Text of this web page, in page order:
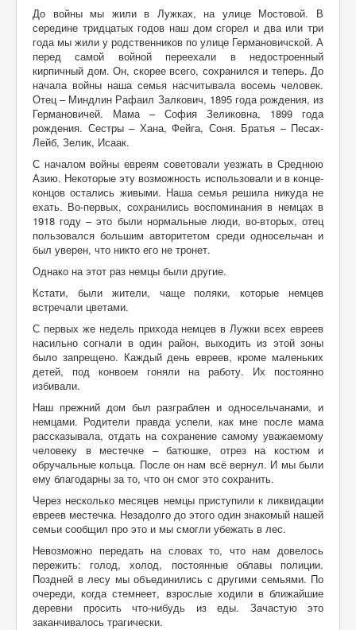
Контакты
Карта сайта
Старо-Улановичское кладбище
Местечко Колышки, старинное еврейское
кладбище
До войны мы жили в Лужках, на улице Мостовой. В
середине тридцатых годов наш дом сгорел и два или три
года мы жили у родственников по улице Германовичской. А
перед самой войной переехали в недостроенный
кирпичный дом. Он, скорее всего, сохранился и теперь. До
начала войны наша семья насчитывала восемь человек.
Отец – Миндлин Рафаил Залкович, 1895 года рождения, из
Германовичей. Мама – София Зеликовна, 1899 года
рождения. Сестры – Хана, Фейга, Соня. Братья – Песах-
Лейб, Зелик, Исаак.
С началом войны евреям советовали уезжать в Среднюю
Азию. Некоторые эту возможность использовали и в конце-
концов остались живыми. Наша семья решила никуда не
ехать. Во-первых, сохранились воспоминания в немцах в
1918 году – это были нормальные люди, во-вторых, отец
пользовался большим авторитетом среди односельчан и
был уверен, что никто его не тронет.
Однако на этот раз немцы были другие.
Кстати, были жители, чаще поляки, которые немцев
встречали цветами.
С первых же недель прихода немцев в Лужки всех евреев
насильно согнали в один район, выходить из этой зоны
было запрещено. Каждый день евреев, кроме маленьких
детей, под конвоем гоняли на работу. Их постоянно
избивали.
Наш прежний дом был разграблен и односельчанами, и
немцами. Родители правда успели, как мне после мама
рассказывала, отдать на сохранение самому уважаемому
человеку в местечке – батюшке, отрез на костюм и
обручальные кольца. После он нам всё вернул. И мы были
ему благодарны за то, что он смог это сохранить.
Через несколько месяцев немцы приступили к ликвидации
евреев местечка. Незадолго до этого один знакомый нашей
семьи сообщил про это и мы смогли убежать в лес.
Невозможно передать на словах то, что нам довелось
пережить: голод, холод, постоянные облавы полиции.
Поздней в лесу мы объединились с другими семьями. По
очереди, когда стемнеет, взрослые ходили в ближайшие
деревни просить что-нибудь из еды. Зачастую это
заканчивалось трагически.